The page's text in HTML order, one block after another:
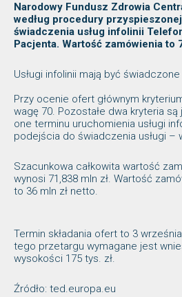
Narodowy Fundusz Zdrowia
według procedury
świadczenia usług infolinii
Pacjenta. Wartość zamówienia to
Usługi infolinii mają być
Przy ocenie ofert głównym
wagę 70. Pozostałe dwa kryteria
one terminu uruchomienia usługi
podejścia do świadczenia usługi –
Szacunkowa całkowita wartość
wynosi 71,838 mln zł. Wartość
to 36 mln zł netto.
Termin składania ofert to 3
tego przetargu wymagane jest
wysokości 175 tys. zł.
Źródło: ted.europa.eu